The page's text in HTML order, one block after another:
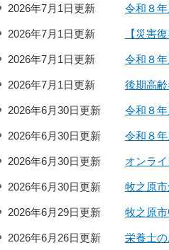
2026年7月1日更新 令和８
2026年7月1日更新 【災害
2026年7月1日更新 令和８
2026年7月1日更新 後期高
2026年6月30日更新 令和８
2026年6月30日更新 令和８
2026年6月30日更新 オンラ
2026年6月30日更新 牧之原
2026年6月29日更新 牧之原
2026年6月26日更新 栄養士